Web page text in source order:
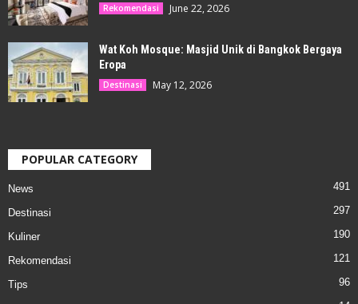
Rekomendasi June 22, 2026
Wat Koh Mosque: Masjid Unik di Bangkok Bergaya
Eropa
Destinasi May 12, 2026
POPULAR CATEGORY
News 491
Destinasi 297
Kuliner 190
Rekomendasi 121
Tips 96